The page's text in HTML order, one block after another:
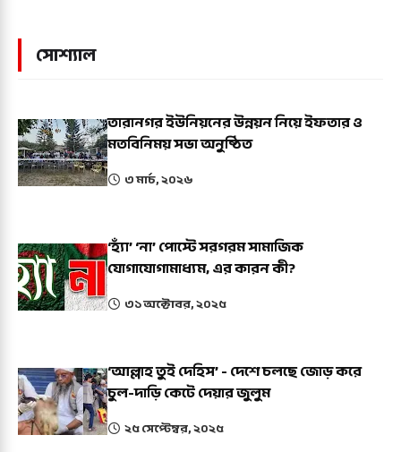
সোশ্যাল
তারানগর ইউনিয়নের উন্নয়ন নিয়ে ইফতার ও
মতবিনিময় সভা অনুষ্ঠিত
৩ মার্চ, ২০২৬
‘হ্যাঁ’ ‘না’ পোস্টে সরগরম সামাজিক
যোগাযোগামাধ্যম, এর কারন কী?
৩১ অক্টোবর, ২০২৫
‘আল্লাহ তুই দেহিস’ - দেশে চলছে জোড় করে
চুল-দাড়ি কেটে দেয়ার জুলুম
২৫ সেপ্টেম্বর, ২০২৫